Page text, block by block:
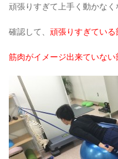
頑張りすぎて上手く動かな
確認して、 頑張りすぎてい
筋肉がイメージ出来ていな